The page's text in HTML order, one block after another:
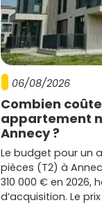
06/08/2026
Combien
appartement
Annecy ?
Le budget pour un
pièces (T2) à
310 000 € en 2026,
d’acquisition. Le